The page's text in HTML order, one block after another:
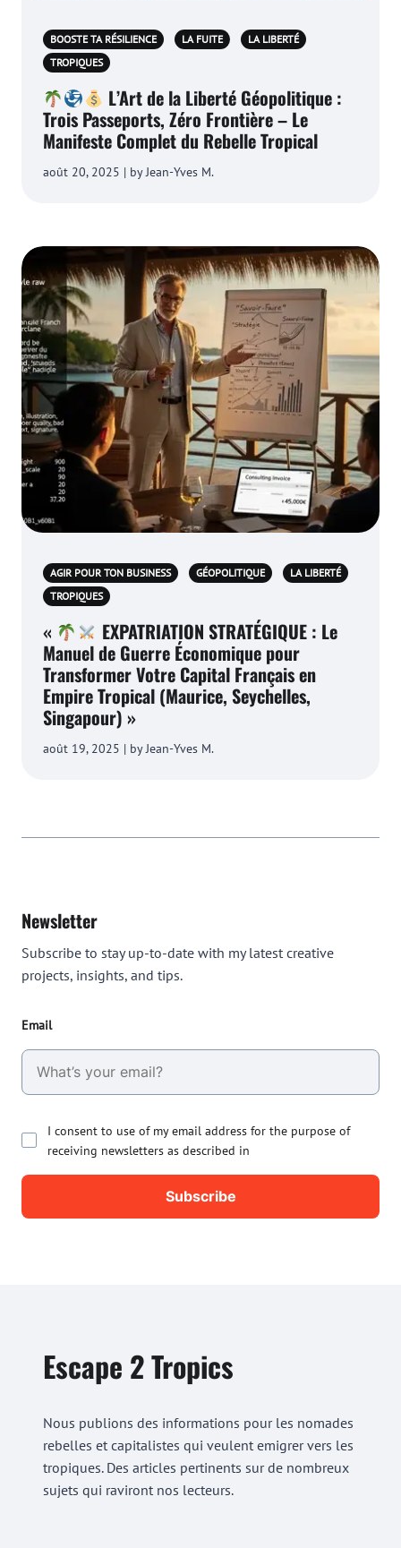
BOOSTE TA RÉSILIENCE LA FUITE
LA LIBERTÉ
TROPIQUES
L’Art de la Liberté Géopolitique :
Trois Passeports, Zéro Frontière – Le
Manifeste Complet du Rebelle Tropical
août 20, 2025 | by Jean-Yves M.
AGIR POUR TON BUSINESS GÉOPOLITIQUE
LA LIBERTÉ
TROPIQUES
«
EXPATRIATION STRATÉGIQUE : Le
Manuel de Guerre Économique pour
Transformer Votre Capital Français en
Empire Tropical (Maurice, Seychelles,
Singapour) »
août 19, 2025 | by Jean-Yves M.
Newsletter
Subscribe to stay up-to-date with my latest creative
projects, insights, and tips.
Email
I consent to use of my email address for the purpose of
receiving newsletters as described in
Escape 2 Tropics
Nous publions des informations pour les nomades
rebelles et capitalistes qui veulent emigrer vers les
tropiques. Des articles pertinents sur de nombreux
sujets qui raviront nos lecteurs.